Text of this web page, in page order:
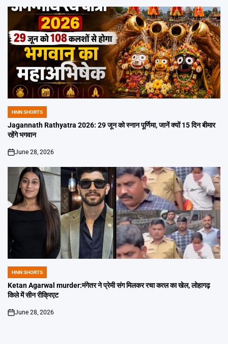
POSTED
IN
HNN SHORTS
Jagannath Rathyatra 2026: 29 जून को स्नान पूर्णिमा, जानें क्यों 15 दिन बीमार
रहेंगे भगवान
on
June 28, 2026
POSTED
IN
HNN SHORTS
Ketan Agarwal murder:मंगेतर ने प्रेमी संग मिलकर रचा कत्ल का खेल, लोहागढ़
किले में सीन रीक्रिएट
on
June 28, 2026